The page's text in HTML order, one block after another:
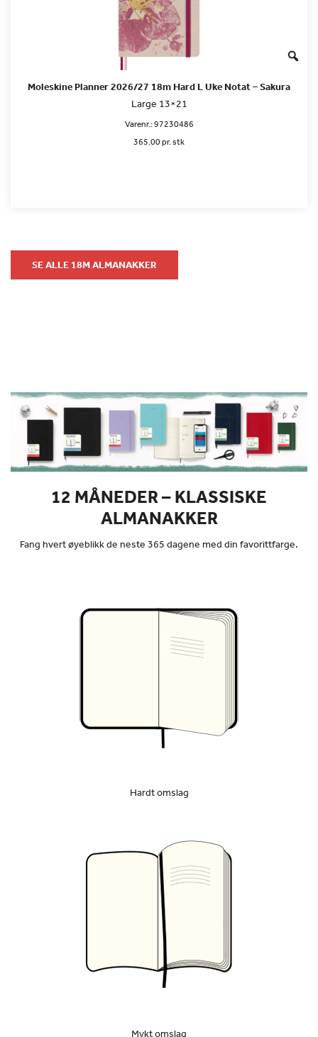
Moleskine Planner 2026/27 18m Hard L Uke Notat – Sakura
Large 13×21
Varenr.:97230486
365.00 pr. stk
SE ALLE 18M ALMANAKKER
12 MÅNEDER – KLASSISKE
ALMANAKKER
Fang hvert øyeblikk de neste 365 dagene med din favorittfarge.
Hardt omslag
Mykt omslag